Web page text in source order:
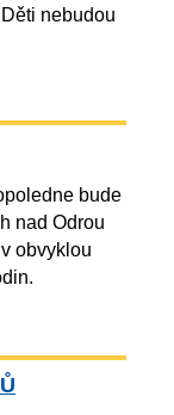
nebudou
bude
nad Odrou
obvyklou